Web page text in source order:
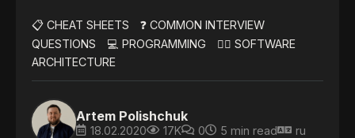
📋 CHEAT SHEETS
❓ COMMON INTERVIEW
QUESTIONS
💻 PROGRAMMING
👷‍♀️ SOFTWARE
ARCHITECTURE
Artem Polishchuk
18.02.2020 17K 0 5 min read ru